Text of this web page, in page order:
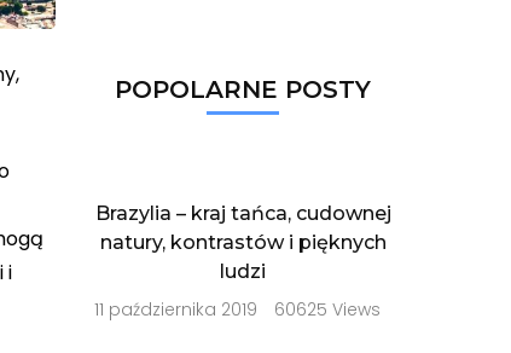
i
POPOLARNE POSTY
Brazylia – kraj tańca, cudownej
natury, kontrastów i pięknych
ludzi
11 października 2019 60625 Views